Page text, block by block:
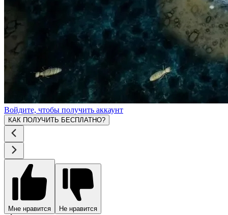
Войдите, чтобы получить аккаунт
КАК ПОЛУЧИТЬ БЕСПЛАТНО?
Мне нравится Не нравится